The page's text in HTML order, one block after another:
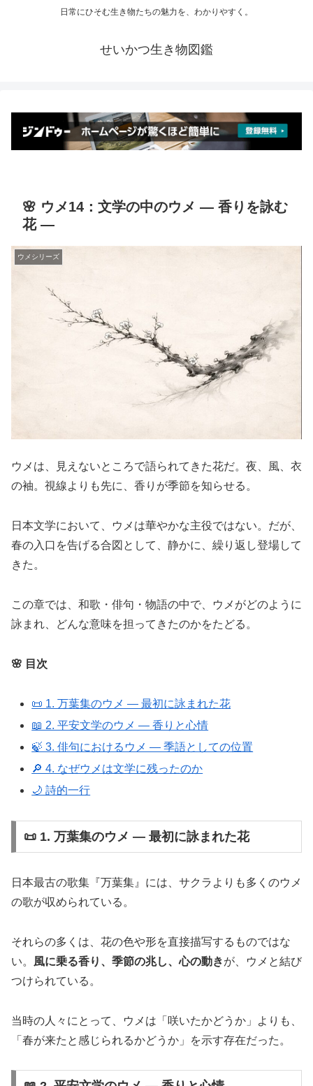
日常にひそむ生き物たちの魅力を、わかりやすく。
せいかつ生き物図鑑
🌸 ウメ14：文学の中のウメ ― 香りを詠む
花 ―
ウメシリーズ
ウメは、見えないところで語られてきた花だ。夜、風、衣
の袖。視線よりも先に、香りが季節を知らせる。
日本文学において、ウメは華やかな主役ではない。だが、
春の入口を告げる合図として、静かに、繰り返し登場して
きた。
この章では、和歌・俳句・物語の中で、ウメがどのように
詠まれ、どんな意味を担ってきたのかをたどる。
🌸 目次
📜 1. 万葉集のウメ ― 最初に詠まれた花
📖 2. 平安文学のウメ ― 香りと心情
🍃 3. 俳句におけるウメ ― 季語としての位置
🔎 4. なぜウメは文学に残ったのか
🌙 詩的一行
📜 1. 万葉集のウメ ― 最初に詠まれた花
日本最古の歌集『万葉集』には、サクラよりも多くのウメ
の歌が収められている。
それらの多くは、花の色や形を直接描写するものではな
い。 風に乗る香り、季節の兆し、心の動きが、ウメと結び
つけられている。
当時の人々にとって、ウメは「咲いたかどうか」よりも、
「春が来たと感じられるかどうか」を示す存在だった。